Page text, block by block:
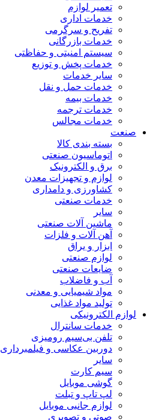
تعمیر لوازم
خدمات اداری
تفریح و سرگرمی
خدمات بازرگانی
سیستم امنیتی و حفاظتی
خدمات پخش و توزیع
سایر خدمات
خدمات حمل و نقل
خدمات بیمه
خدمات ترجمه
خدمات مجالس
صنعت
بسته بندی کالا
اتوماسیون صنعتی
برق و الکترونیک
لوازم و تجهیزات معدن
کشاورزی و دامداری
خدمات صنعتی
سایر
ماشین آلات صنعتی
آهن آلات و فلزات
ابزار و یراق
لوازم صنعتی
ضایعات صنعتی
آب و فاضلاب
مواد شیمیایی و معدنی
تولید مواد غذایی
لوازم الکترونیکی
خدمات سانترال
تلفن بی‌سیم رومیزی
دوربین عکاسی و فیلمبرداری
سایر
سیم کارت
گوشی موبایل
لپ تاپ و تبلت
لوازم جانبی موبایل
صوتی و تصویری